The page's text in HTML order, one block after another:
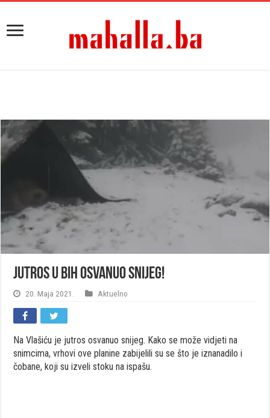
Jutros u BiH osvanuo snijeg!
20. Maja 2021. Aktuelno
Na Vlašiću je jutros osvanuo snijeg. Kako se može vidjeti na
snimcima, vrhovi ove planine zabijelili su se što je iznanadilo i
čobane, koji su izveli stoku na ispašu.